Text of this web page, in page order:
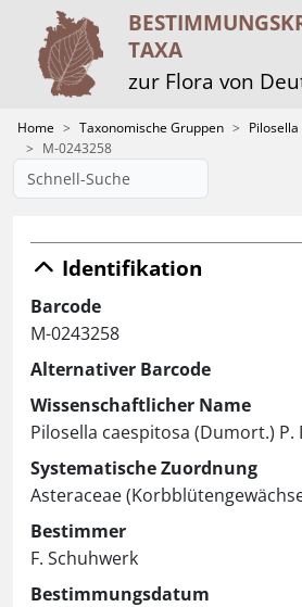
TAXA
zur Flora von
Home Taxonomische Gruppen Pilosella
M-0243258
Identifikation
Barcode
M-0243258
Alternativer Barcode
Wissenschaftlicher Name
Pilosella caespitosa (Dumort.) P.
Systematische Zuordnung
Asteraceae
Bestimmer
F. Schuhwerk
Bestimmungsdatum